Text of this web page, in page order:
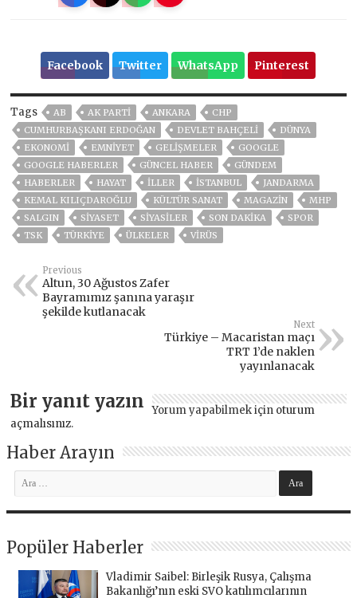
Facebook Twitter WhatsApp Pinterest
Tags AB AK PARTİ ANKARA
CHP
CUMHURBAŞKANI ERDOĞAN
DEVLET BAHÇELİ
DÜNYA
EKONOMİ
EMNİYET GELIŞMELER
GOOGLE
GOOGLE HABERLER
GÜNCEL HABER
GÜNDEM
HABERLER
HAYAT İLLER ISTANBUL
JANDARMA
KEMAL KILIÇDAROĞLU
KÜLTÜR SANAT MAGAZİN
MHP
SALGIN
SİYASET SİYASİLER SON DAKIKA
SPOR
TSK
TÜRKİYE ÜLKELER VIRÜS
Previous
Altun, 30 Ağustos Zafer
Bayramımız şanına yaraşır
şekilde kutlanacak
Next
Türkiye – Macaristan maçı
TRT 1’de naklen
yayınlanacak
Bir yanıt yazın Yorum yapabilmek için oturum
açmalısınız.
Haber Arayın
Popüler Haberler
Vladimir Saibel: Birleşik Rusya, Çalışma
Bakanlığı’nın eski SVO katılımcılarının